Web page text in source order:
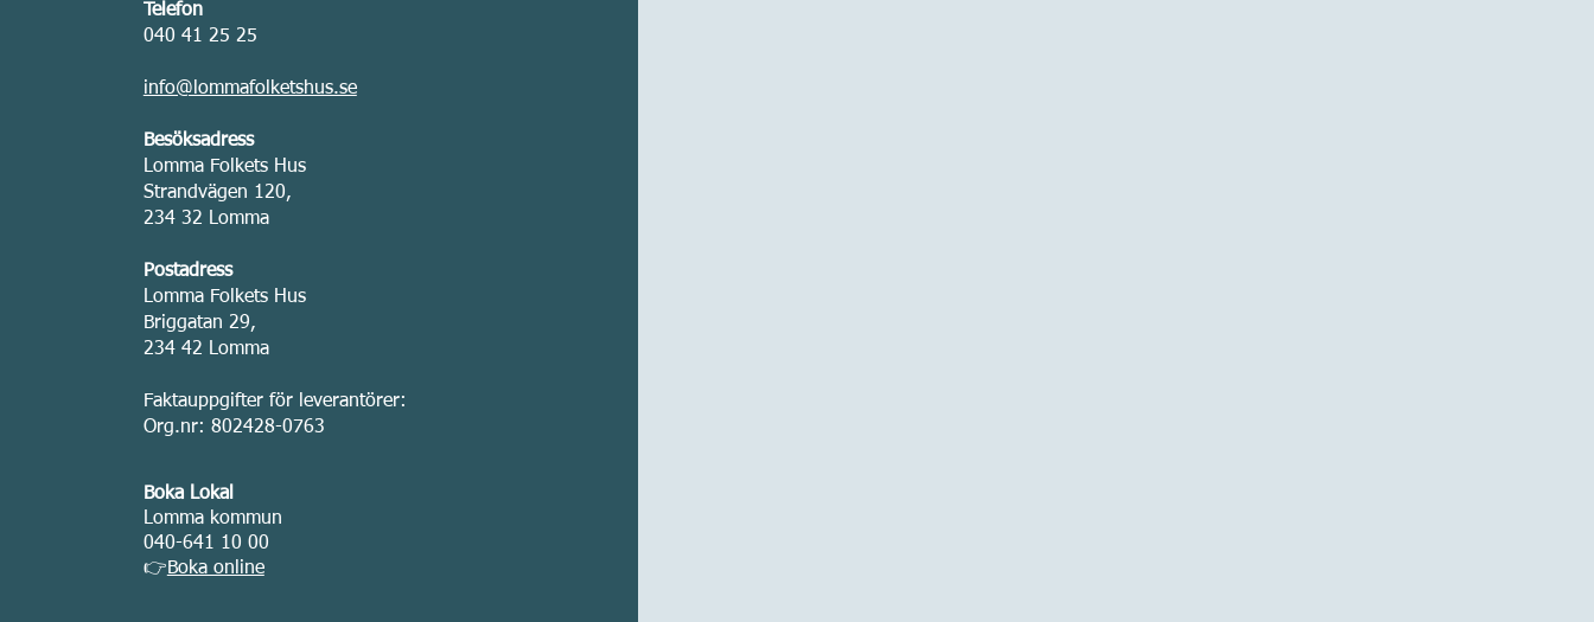
Telefon
040 41 25 25
info@lommafolketshus.se
Besöksadress
Lomma Folkets Hus
Strandvägen 120,
234 32 Lomma
Postadress
Lomma Folkets Hus
Briggatan 29,
234 42 Lomma
Faktauppgifter för leverantörer:
Org.nr: 802428-0763
Boka Lokal
Lomma kommun
040-641 10 00
👉Boka online